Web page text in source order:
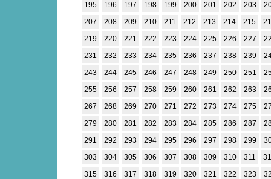
195
196 197 198 199 200 201 202 203
207
208 209 210 211 212 213 214 215
219
220 221 222 223 224 225 226 227
231
232 233 234 235 236 237 238 239
243
244 245 246 247 248 249 250 251
255
256 257 258 259 260 261 262 263
267
268 269 270 271 272 273 274 275
279
280 281 282 283 284 285 286 287
291
292 293 294 295 296 297 298 299
303
304 305 306 307 308 309 310 311
315
316 317 318 319 320 321 322 323